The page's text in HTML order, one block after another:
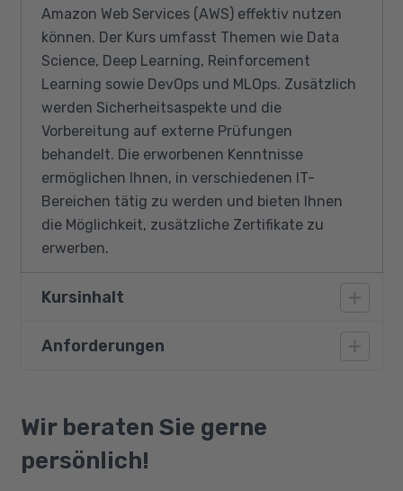
Amazon Web Services (AWS) effektiv nutzen
können. Der Kurs umfasst Themen wie Data
Science, Deep Learning, Reinforcement
Learning sowie DevOps und MLOps. Zusätzlich
werden Sicherheitsaspekte und die
Vorbereitung auf externe Prüfungen
behandelt. Die erworbenen Kenntnisse
ermöglichen Ihnen, in verschiedenen IT-
Bereichen tätig zu werden und bieten Ihnen
die Möglichkeit, zusätzliche Zertifikate zu
erwerben.
Kursinhalt
Einführung in Künstliche Intelligenz
Grundlagen der Sprache Python
Variablen, Operatoren, Datentypen, Listen
Anforderungen
Deutschkenntnisse auf dem Niveau B2 sowie
gute Englischkenntnisse, da einige
verwendete Tools und Dokumentationen in
Wir beraten Sie gerne
persönlich!